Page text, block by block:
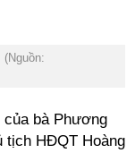
(Nguồn:
bà Phương
tịch HĐQT Hoàng